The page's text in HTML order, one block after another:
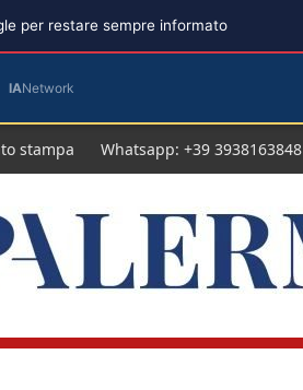
stampa Whatsapp: +39 3938163848
per restare sempre informato
IANetwork